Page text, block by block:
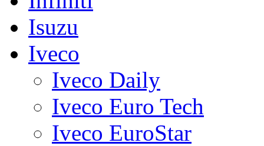
Isuzu
Iveco
Iveco Daily
Iveco Euro Tech
Iveco EuroStar